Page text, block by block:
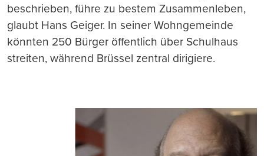
beschrieben, führe zu bestem Zusammenleben,
glaubt Hans Geiger. In seiner Wohngemeinde
könnten 250 Bürger öffentlich über Schulhaus
streiten, während Brüssel zentral dirigiere.